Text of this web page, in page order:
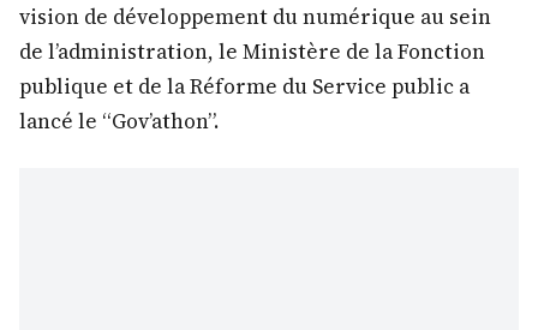
vision de développement du numérique au sein
de l’administration, le Ministère de la Fonction
publique et de la Réforme du Service public a
lancé le “Gov’athon”.